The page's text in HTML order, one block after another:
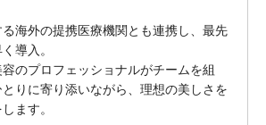
海外の提携医療機関とも連携し、最先
導入。
のプロフェッショナルがチームを組
りに寄り添いながら、理想の美しさを
ます。